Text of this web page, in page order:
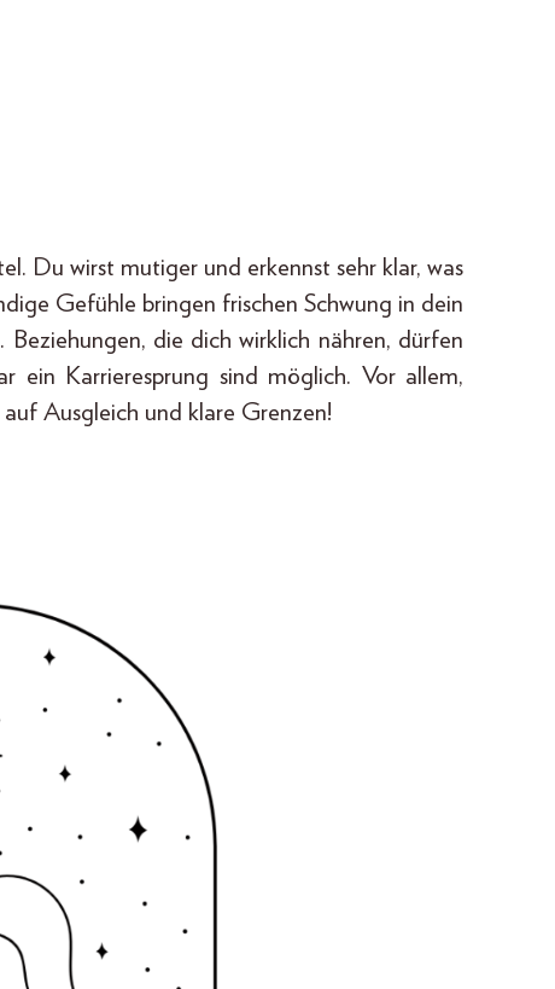
Du wirst mutiger und erkennst sehr klar, was
Gefühle bringen frischen Schwung in dein
die dich wirklich nähren, dürfen
ein Karrieresprung sind möglich. Vor allem,
Ausgleich und klare Grenzen!